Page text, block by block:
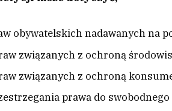
obywatelskich nadawanych na
związanych z ochroną
związanych z ochroną
prawa do